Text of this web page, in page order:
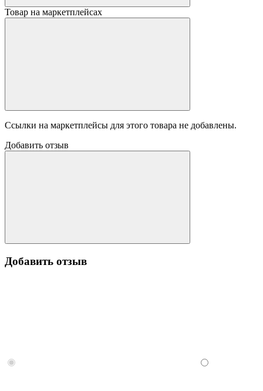
Товар на маркетплейсах
Ссылки на маркетплейсы для этого товара не добавлены.
Добавить отзыв
Добавить отзыв